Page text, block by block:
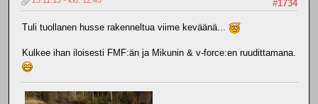
#1734
Tuli tuollanen husse rakenneltua viime keväänä...
Kulkee ihan iloisesti FMF:än ja Mikunin & v-force:en ruudittamana.